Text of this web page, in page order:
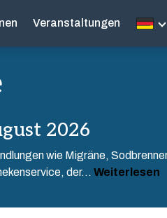
Veranstaltungen
2026
wie Migräne,
der... Weiterlesen